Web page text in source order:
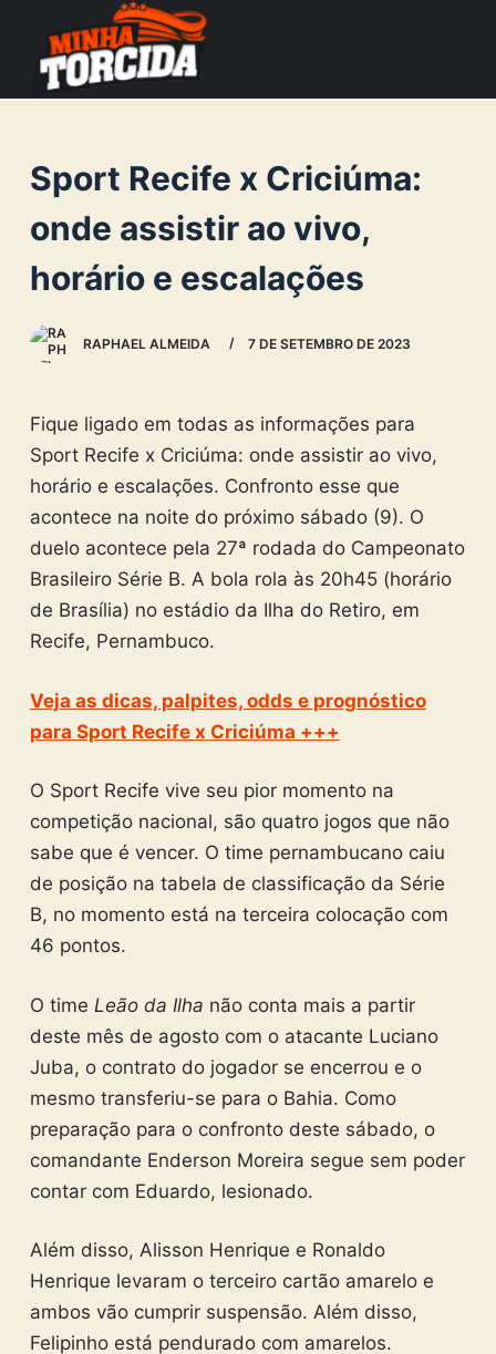
o
o
e
Sport Recife x Criciúma:
onde assistir ao vivo,
horário e escalações
RAPHAEL ALMEIDA 7 DE SETEMBRO DE 2023
Fique ligado em todas as informações para
Sport Recife x Criciúma: onde assistir ao vivo,
horário e escalações. Confronto esse que
acontece na noite do próximo sábado (9). O
duelo acontece pela 27ª rodada do Campeonato
Brasileiro Série B. A bola rola às 20h45 (horário
de Brasília) no estádio da Ilha do Retiro, em
Recife, Pernambuco.
Veja as dicas, palpites, odds e prognóstico
para Sport Recife x Criciúma +++
O Sport Recife vive seu pior momento na
competição nacional, são quatro jogos que não
sabe que é vencer. O time pernambucano caiu
de posição na tabela de classificação da Série
B, no momento está na terceira colocação com
46 pontos.
O time Leão da Ilha não conta mais a partir
deste mês de agosto com o atacante Luciano
Juba, o contrato do jogador se encerrou e o
mesmo transferiu-se para o Bahia. Como
preparação para o confronto deste sábado, o
comandante Enderson Moreira segue sem poder
contar com Eduardo, lesionado.
Além disso, Alisson Henrique e Ronaldo
Henrique levaram o terceiro cartão amarelo e
ambos vão cumprir suspensão. Além disso,
Felipinho está pendurado com amarelos.